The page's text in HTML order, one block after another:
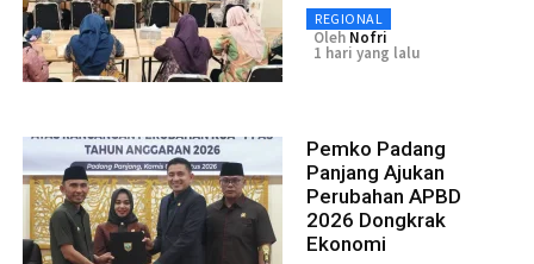
REGIONAL
Oleh Nofri
1 hari yang lalu
Pemko Padang
Panjang Ajukan
Perubahan APBD
2026 Dongkrak
Ekonomi